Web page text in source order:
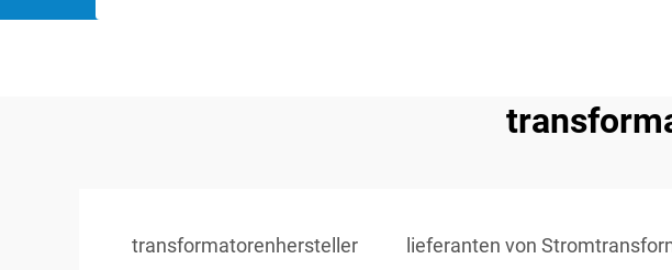
transformatorenhersteller lieferanten von